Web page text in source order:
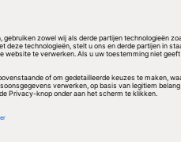
die zeggen
onderzoeksbureau
zaken als data
Het lijkt er volgens
de GDPR aan IT stelt.